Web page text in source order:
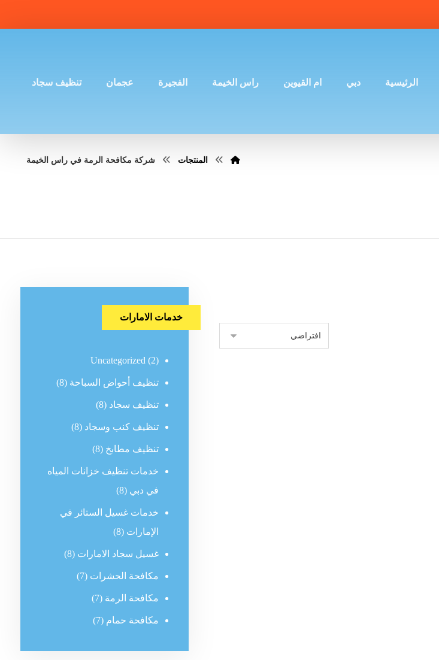
الرئيسية دبي ام القيوين راس الخيمة الفجيرة عجمان تنظيف سجاد
المنتجات شركة مكافحة الرمة في راس الخيمة
خدمات الامارات
Uncategorized (2)
تنظيف أحواض السباحة (8)
تنظيف سجاد (8)
تنظيف كنب وسجاد (8)
تنظيف مطابخ (8)
خدمات تنظيف خزانات المياه
في دبي (8)
خدمات غسيل الستائر في
الإمارات (8)
غسيل سجاد الامارات (8)
مكافحة الحشرات (7)
مكافحة الرمة (7)
مكافحة حمام (7)